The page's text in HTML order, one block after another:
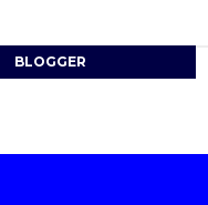
BLOGGER